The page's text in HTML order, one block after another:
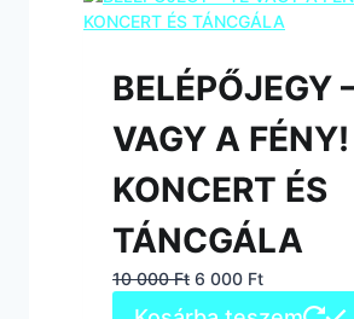
BELÉPŐJEGY
VAGY A FÉNY!
KONCERT ÉS
TÁNCGÁLA
10 000Ft Original
6 000 FtCurrent